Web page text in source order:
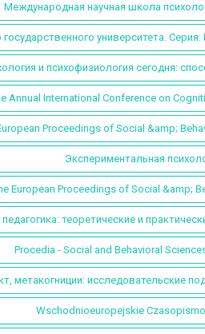
Международная научная школа
университета.
и психофизиология сегодня:
Annual International Conference on
Proceedings of Social &amp;
Экспериментальная
European Proceedings of Social &amp;
теоретические и
Procedia - Social and Behavioral
метакогниции: исследовательские
Wschodnioeuropejskie